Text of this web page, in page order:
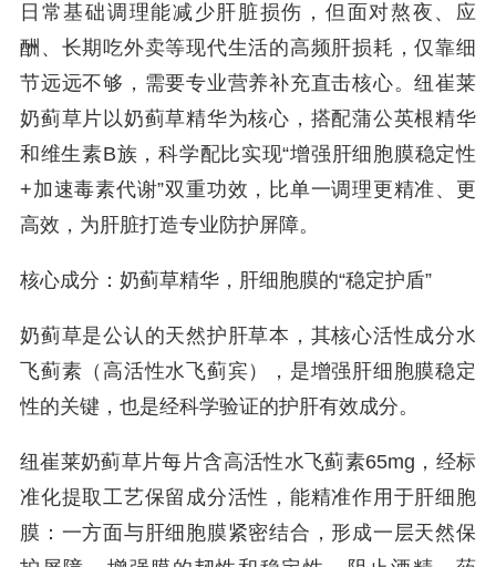
日常基础调理能减少肝脏损伤，但面对熬夜、应
酬、长期吃外卖等现代生活的高频肝损耗，仅靠细
节远远不够，需要专业营养补充直击核心。纽崔莱
奶蓟草片以奶蓟草精华为核心，搭配蒲公英根精华
和维生素B族，科学配比实现“增强肝细胞膜稳定性
+加速毒素代谢”双重功效，比单一调理更精准、更
高效，为肝脏打造专业防护屏障。
核心成分：奶蓟草精华，肝细胞膜的“稳定护盾”
奶蓟草是公认的天然护肝草本，其核心活性成分水
飞蓟素（高活性水飞蓟宾），是增强肝细胞膜稳定
性的关键，也是经科学验证的护肝有效成分。
纽崔莱奶蓟草片每片含高活性水飞蓟素65mg，经标
准化提取工艺保留成分活性，能精准作用于肝细胞
膜：一方面与肝细胞膜紧密结合，形成一层天然保